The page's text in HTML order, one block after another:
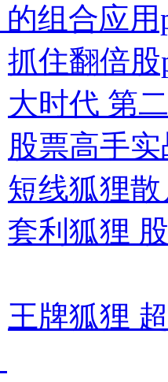
的组合应
抓住翻倍
大时代 第
股票高手
短线狐狸
套利狐狸
王牌狐狸